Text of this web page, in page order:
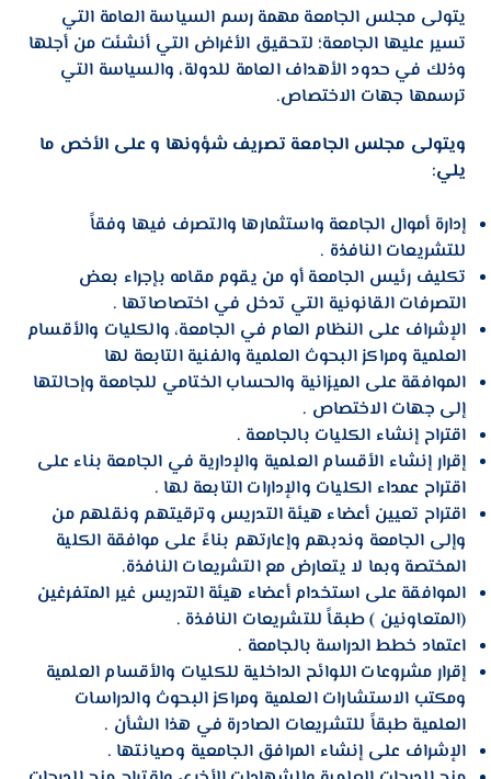
يتولى مجلس الجامعة مهمة رسم السياسة العامة التي
تسير عليها الجامعة؛ لتحقيق الأغراض التي أنشئت من أجلها
وذلك في حدود الأهداف العامة للدولة، والسياسة التي
ترسمها جهات الاختصاص.
ويتولى مجلس الجامعة تصريف شؤونها و على الأخص ما
يلي:
إدارة أموال الجامعة واستثمارها والتصرف فيها وفقاً
للتشريعات النافذة .
تكليف رئيس الجامعة أو من يقوم مقامه بإجراء بعض
التصرفات القانونية التي تدخل في اختصاصاتها .
الإشراف على النظام العام في الجامعة، والكليات والأقسام
العلمية ومراكز البحوث العلمية والفنية التابعة لها
الموافقة على الميزانية والحساب الختامي للجامعة وإحالتها
إلى جهات الاختصاص .
اقتراح إنشاء الكليات بالجامعة .
إقرار إنشاء الأقسام العلمية والإدارية في الجامعة بناء على
اقتراح عمداء الكليات والإدارات التابعة لها .
اقتراح تعيين أعضاء هيئة التدريس وترقيتهم ونقلهم من
وإلى الجامعة وندبهم وإعارتهم بناءً على موافقة الكلية
المختصة وبما لا يتعارض مع التشريعات النافذة.
الموافقة على استخدام أعضاء هيئة التدريس غير المتفرغين
(المتعاونين ) طبقاً للتشريعات النافذة .
اعتماد خطط الدراسة بالجامعة .
إقرار مشروعات اللوائح الداخلية للكليات والأقسام العلمية
ومكتب الاستشارات العلمية ومراكز البحوث والدراسات
العلمية طبقاً للتشريعات الصادرة في هذا الشأن .
الإشراف على إنشاء المرافق الجامعية وصيانتها .